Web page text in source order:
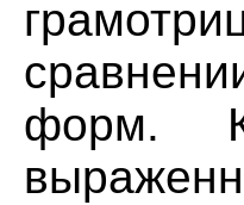
форм.